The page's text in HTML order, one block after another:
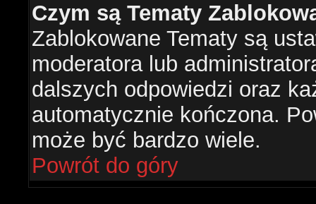
Czym są Tematy
Zablokowane Tematy są
moderatora lub
dalszych odpowiedzi oraz
automatycznie kończona.
może być bardzo wiele.
Powrót do góry